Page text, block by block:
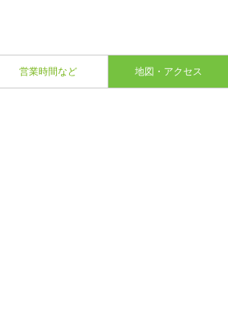
営業時間など 地図・アクセス